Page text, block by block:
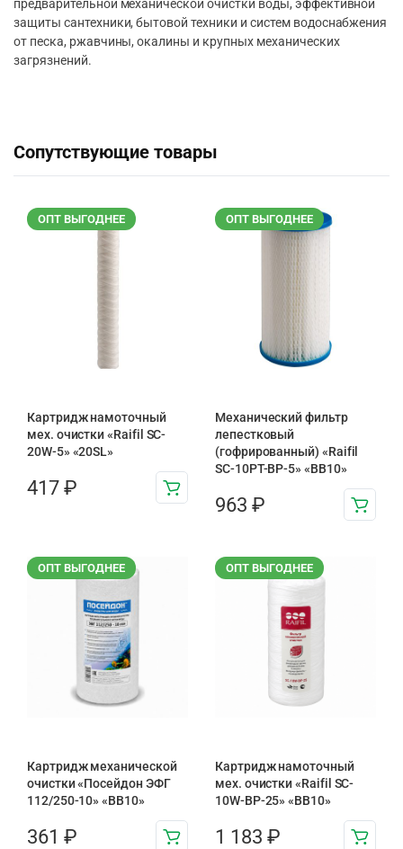
предварительной механической очистки воды, эффективной
защиты сантехники, бытовой техники и систем водоснабжения
от песка, ржавчины, окалины и крупных механических
загрязнений.
Сопутствующие товары
ОПТ ВЫГОДНЕЕ
Картридж намоточный
мех. очистки «Raifil SC-
20W-5» «20SL»
417 ₽
ОПТ ВЫГОДНЕЕ
Механический фильтр
лепестковый
(гофрированный) «Raifil
SC-10PT-ВР-5» «BB10»
963 ₽
ОПТ ВЫГОДНЕЕ
Картридж механической
очистки «Посейдон ЭФГ
112/250-10» «ВВ10»
361 ₽
ОПТ ВЫГОДНЕЕ
Картридж намоточный
мех. очистки «Raifil SC-
10W-BP-25» «BB10»
1 183 ₽